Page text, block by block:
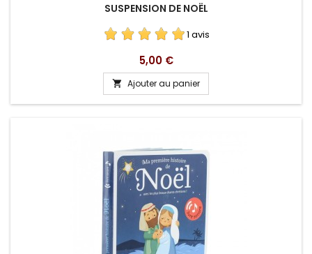
SUSPENSION DE NOËL
1 avis
Prix
5,00 €
 Ajouter au panier